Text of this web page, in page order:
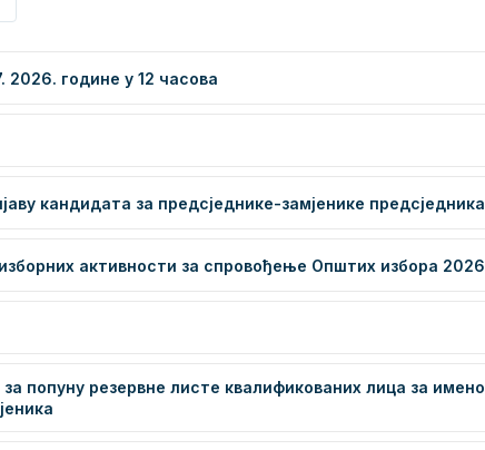
2026. године у 12 часова
кандидата за предсједнике-замјенике
активности за спровођење Општих избора
попуну резервне листе квалификованих лица за